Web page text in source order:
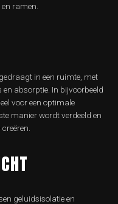
ramen.
in een ruimte, met
absorptie. In bijvoorbeeld
voor een optimale
manier wordt verdeeld en
geluidsisolatie en